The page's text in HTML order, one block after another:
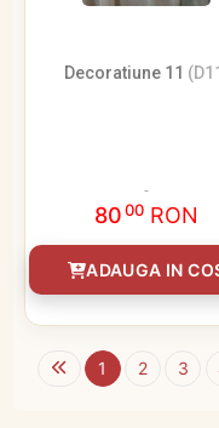
Decoratiune 11
8000 RON
ADAUGA IN
1 2 3